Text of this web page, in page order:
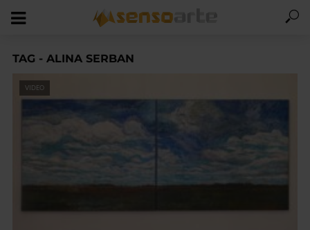
TAG - ALINA SERBAN
VIDEO